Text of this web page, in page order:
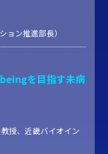
ョン推進部長）
を目指す未病
教授、近畿バイオイン